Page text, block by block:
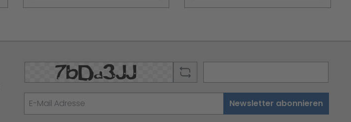
Newsletter abonnieren